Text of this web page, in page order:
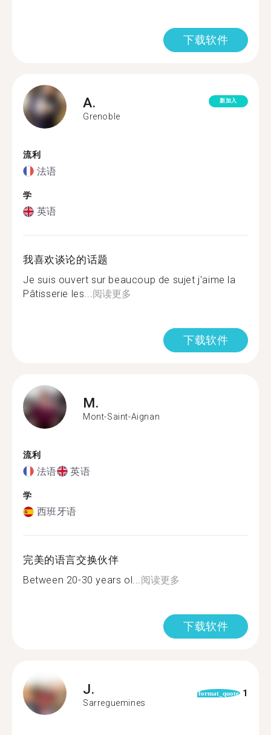
下载软件
A.
Grenoble
新加入
流利
法语
学
英语
我喜欢谈论的话题
Je suis ouvert sur beaucoup de sujet j'aime la
Pâtisserie les...阅读更多
下载软件
M.
Mont-Saint-Aignan
流利
法语 英语
学
西班牙语
完美的语言交换伙伴
Between 20-30 years ol...阅读更多
下载软件
J.
Sarreguemines
format_quote 1